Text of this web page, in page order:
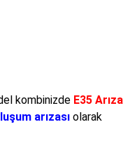
kombinizde E35 Arıza
arızası olarak